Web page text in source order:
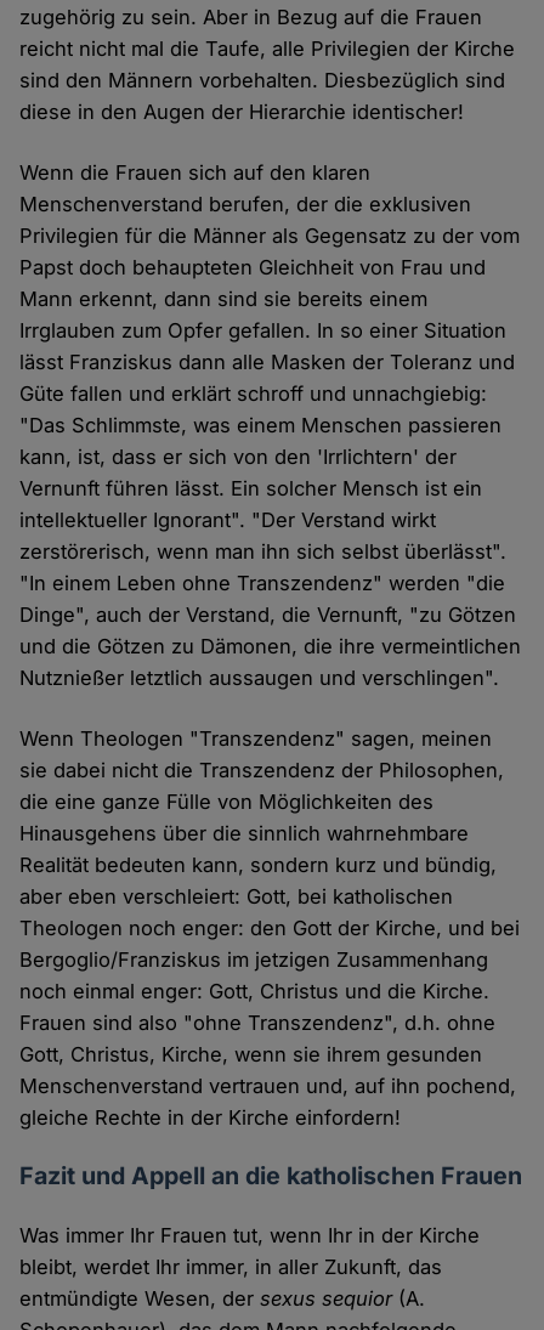
zugehörig zu sein. Aber in Bezug auf die Frauen
reicht nicht mal die Taufe, alle Privilegien der Kirche
sind den Männern vorbehalten. Diesbezüglich sind
diese in den Augen der Hierarchie identischer!
Wenn die Frauen sich auf den klaren
Menschenverstand berufen, der die exklusiven
Privilegien für die Männer als Gegensatz zu der vom
Papst doch behaupteten Gleichheit von Frau und
Mann erkennt, dann sind sie bereits einem
Irrglauben zum Opfer gefallen. In so einer Situation
lässt Franziskus dann alle Masken der Toleranz und
Güte fallen und erklärt schroff und unnachgiebig:
"Das Schlimmste, was einem Menschen passieren
kann, ist, dass er sich von den 'Irrlichtern' der
Vernunft führen lässt. Ein solcher Mensch ist ein
intellektueller Ignorant". "Der Verstand wirkt
zerstörerisch, wenn man ihn sich selbst überlässt".
"In einem Leben ohne Transzendenz" werden "die
Dinge", auch der Verstand, die Vernunft, "zu Götzen
und die Götzen zu Dämonen, die ihre vermeintlichen
Nutznießer letztlich aussaugen und verschlingen".
Wenn Theologen "Transzendenz" sagen, meinen
sie dabei nicht die Transzendenz der Philosophen,
die eine ganze Fülle von Möglichkeiten des
Hinausgehens über die sinnlich wahrnehmbare
Realität bedeuten kann, sondern kurz und bündig,
aber eben verschleiert: Gott, bei katholischen
Theologen noch enger: den Gott der Kirche, und bei
Bergoglio/Franziskus im jetzigen Zusammenhang
noch einmal enger: Gott, Christus und die Kirche.
Frauen sind also "ohne Transzendenz", d.h. ohne
Gott, Christus, Kirche, wenn sie ihrem gesunden
Menschenverstand vertrauen und, auf ihn pochend,
gleiche Rechte in der Kirche einfordern!
Fazit und Appell an die katholischen Frauen
Was immer Ihr Frauen tut, wenn Ihr in der Kirche
bleibt, werdet Ihr immer, in aller Zukunft, das
entmündigte Wesen, dersexus sequior(A.